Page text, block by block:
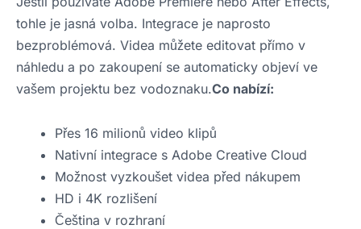
tohle je jasná volba. Integrace je naprosto
bezproblémová. Videa můžete editovat přímo v
náhledu a po zakoupení se automaticky objeví ve
vašem projektu bez vodoznaku.Co nabízí:
Přes 16 milionů video klipů
Nativní integrace s Adobe Creative Cloud
Možnost vyzkoušet videa před nákupem
HD i 4K rozlišení
Čeština v rozhraní